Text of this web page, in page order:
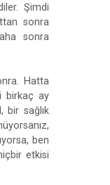
Şimdi
sonra
sonra
Hatta
birkaç ay
bir sağlık
ben
etkisi